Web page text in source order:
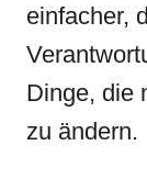
einfacher,
Dinge, die
zu ändern.